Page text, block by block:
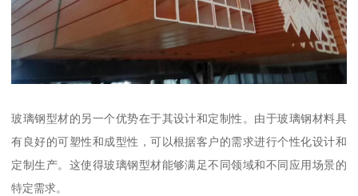
玻璃钢型材的另一个优势在于其设计和定制性。由于玻璃钢材料具
有良好的可塑性和成型性，可以根据客户的需求进行个性化设计和
定制生产。这使得玻璃钢型材能够满足不同领域和不同应用场景的
特定需求。